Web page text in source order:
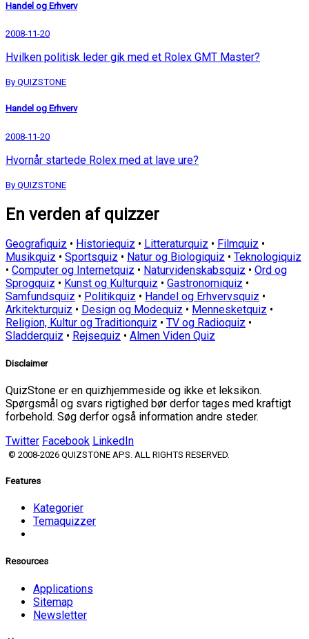
Handel og Erhverv
2008-11-20
Hvilken politisk leder gik med et Rolex GMT Master?
By QUIZSTONE
Handel og Erhverv
2008-11-20
Hvornår startede Rolex med at lave ure?
By QUIZSTONE
En verden af quizzer
Geografiquiz • Historiequiz • Litteraturquiz • Filmquiz •
Musikquiz • Sportsquiz • Natur og Biologiquiz • Teknologiquiz
• Computer og Internetquiz • Naturvidenskabsquiz • Ord og
Sprogquiz • Kunst og Kulturquiz • Gastronomiquiz •
Samfundsquiz • Politikquiz • Handel og Erhvervsquiz •
Arkitekturquiz • Design og Modequiz • Mennesketquiz •
Religion, Kultur og Traditionquiz • TV og Radioquiz •
Sladderquiz • Rejsequiz • Almen Viden Quiz
Disclaimer
QuizStone er en quizhjemmeside og ikke et leksikon.
Spørgsmål og svars rigtighed bør derfor tages med kraftigt
forbehold. Søg derfor også information andre steder.
Twitter Facebook LinkedIn
© 2008-2026 QUIZSTONE APS. ALL RIGHTS RESERVED.
Features
Kategorier
Temaquizzer
Resources
Applications
Sitemap
Newsletter